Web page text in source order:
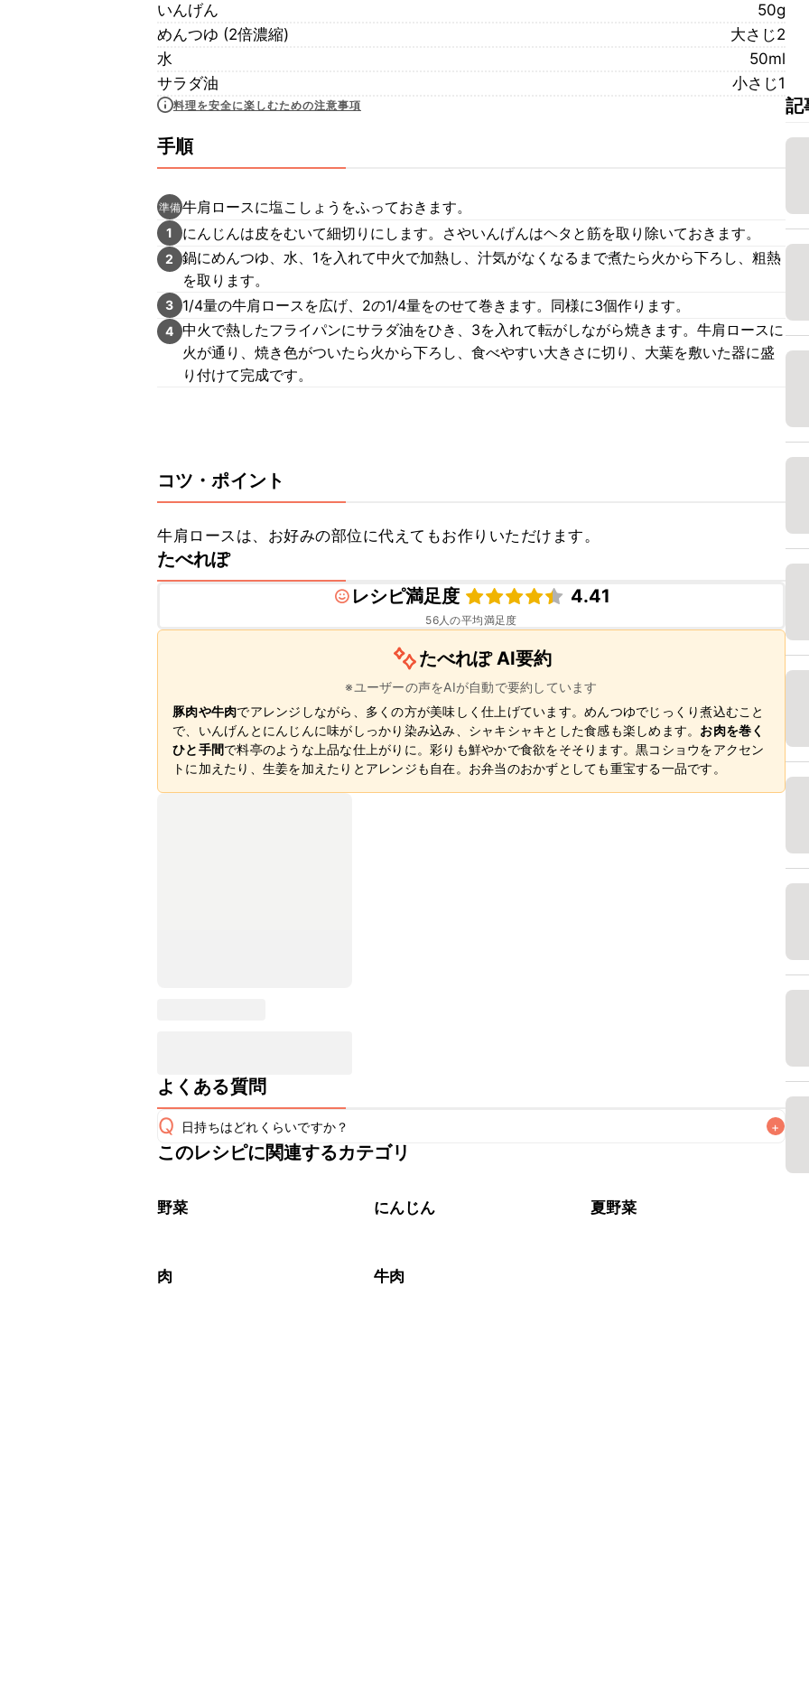
いんげん
50g
めんつゆ (2倍濃縮)
大さじ2
水
50ml
サラダ油
小さじ1
料理を安全に楽しむための注意事項
手順
準備牛肩ロースに塩こしょうをふっておきます。
1 にんじんは皮をむいて細切りにします。さやいんげんはヘタと筋を取り除いておきます。
2
鍋にめんつゆ、水、1を入れて中火で加熱し、汁気がなくなるまで煮たら火から下ろし、粗熱
を取ります。
3 1/4量の牛肩ロースを広げ、2の1/4量をのせて巻きます。同様に3個作ります。
4 中火で熱したフライパンにサラダ油をひき、3を入れて転がしながら焼きます。牛肩ロースに
火が通り、焼き色がついたら火から下ろし、食べやすい大きさに切り、大葉を敷いた器に盛
り付けて完成です。
コツ・ポイント
牛肩ロースは、お好みの部位に代えてもお作りいただけます。
たべれぽ
レシピ満足度
4.41
56人の平均満足度
たべれぽ AI要約
※ユーザーの声をAIが自動で要約しています
豚肉や牛肉でアレンジしながら、多くの方が美味しく仕上げています。めんつゆでじっくり煮込むこと
で、いんげんとにんじんに味がしっかり染み込み、シャキシャキとした食感も楽しめます。 お肉を巻く
ひと手間で料亭のような上品な仕上がりに。彩りも鮮やかで食欲をそそります。黒コショウをアクセン
トに加えたり、生姜を加えたりとアレンジも自在。お弁当のおかずとしても重宝する一品です。
よくある質問
Q 日持ちはどれくらいですか？ +
保存期間は冷蔵で翌日中が目安です。なるべくお早めにお召し上がりください。
※日持ちは目安です。
このレシピに関連するカテゴリ
野菜 にんじん 夏野菜
肉 牛肉
記